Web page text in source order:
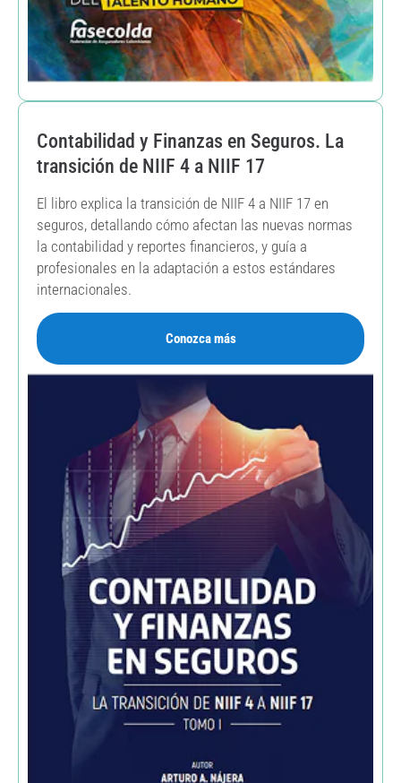
Contabilidad y Finanzas en Seguros. La
transición de NIIF 4 a NIIF 17
El libro explica la transición de NIIF 4 a NIIF 17 en
seguros, detallando cómo afectan las nuevas normas
la contabilidad y reportes financieros, y guía a
profesionales en la adaptación a estos estándares
internacionales.
Conozca más